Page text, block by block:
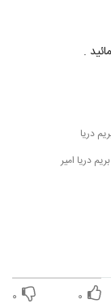
.
دریا
دریا امیر
۰ ۰